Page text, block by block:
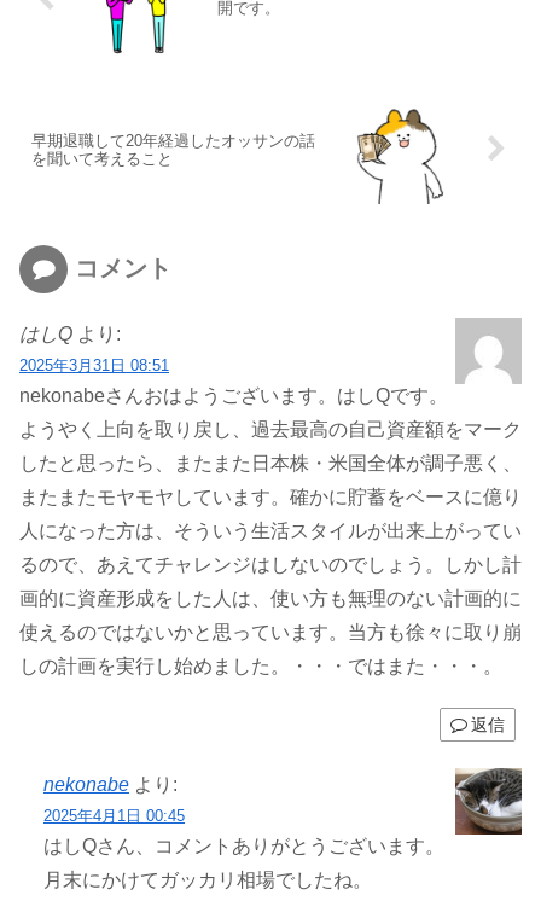
開です。
早期退職して20年経過したオッサンの話
を聞いて考えること
コメント
はしQ より:
2025年3月31日 08:51
nekonabeさんおはようございます。はしQです。
ようやく上向を取り戻し、過去最高の自己資産額をマーク
したと思ったら、またまた日本株・米国全体が調子悪く、
またまたモヤモヤしています。確かに貯蓄をベースに億り
人になった方は、そういう生活スタイルが出来上がってい
るので、あえてチャレンジはしないのでしょう。しかし計
画的に資産形成をした人は、使い方も無理のない計画的に
使えるのではないかと思っています。当方も徐々に取り崩
しの計画を実行し始めました。・・・ではまた・・・。
返信
nekonabe より:
2025年4月1日 00:45
はしQさん、コメントありがとうございます。
月末にかけてガッカリ相場でしたね。